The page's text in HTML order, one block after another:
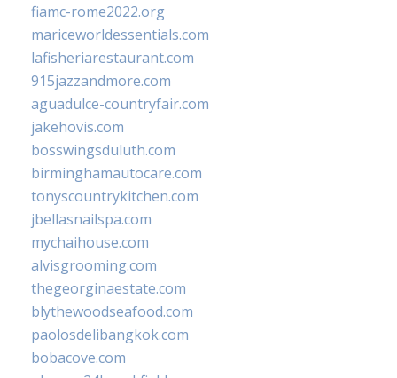
fiamc-rome2022.org
mariceworldessentials.com
lafisheriarestaurant.com
915jazzandmore.com
aguadulce-countryfair.com
jakehovis.com
bosswingsduluth.com
birminghamautocare.com
tonyscountrykitchen.com
jbellasnailspa.com
mychaihouse.com
alvisgrooming.com
thegeorginaestate.com
blythewoodseafood.com
paolosdelibangkok.com
bobacove.com